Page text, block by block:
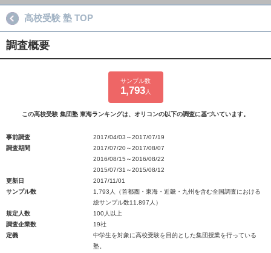
高校受験 塾 TOP
調査概要
サンプル数
1,793人
この高校受験 集団塾 東海ランキングは、オリコンの以下の調査に基づいています。
事前調査
2017/04/03～2017/07/19
調査期間
2017/07/20～2017/08/07
2016/08/15～2016/08/22
2015/07/31～2015/08/12
更新日
2017/11/01
サンプル数
1,793人（首都圏・東海・近畿・九州を含む全国調査における
総サンプル数11,897人）
規定人数
100人以上
調査企業数
19社
定義
中学生を対象に高校受験を目的とした集団授業を行っている
塾。